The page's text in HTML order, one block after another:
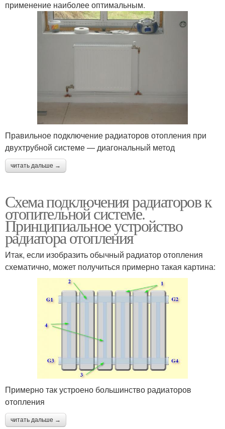
применение наиболее оптимальным.
Правильное подключение радиаторов отопления при
двухтрубной системе — диагональный метод
читать дальше →
Схема подключения радиаторов к
отопительной системе.
Принципиальное устройство
радиатора отопления
Итак, если изобразить обычный радиатор отопления
схематично, может получиться примерно такая картина:
Примерно так устроено большинство радиаторов
отопления
читать дальше →